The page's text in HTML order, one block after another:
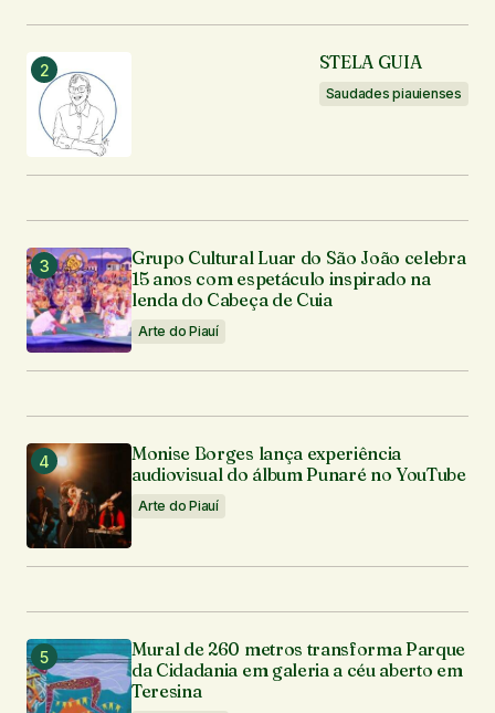
STELA GUIA
Saudades piauienses
Grupo Cultural Luar do São João celebra
15 anos com espetáculo inspirado na
lenda do Cabeça de Cuia
Arte do Piauí
Monise Borges lança experiência
audiovisual do álbum Punaré no YouTube
Arte do Piauí
Mural de 260 metros transforma Parque
da Cidadania em galeria a céu aberto em
Teresina